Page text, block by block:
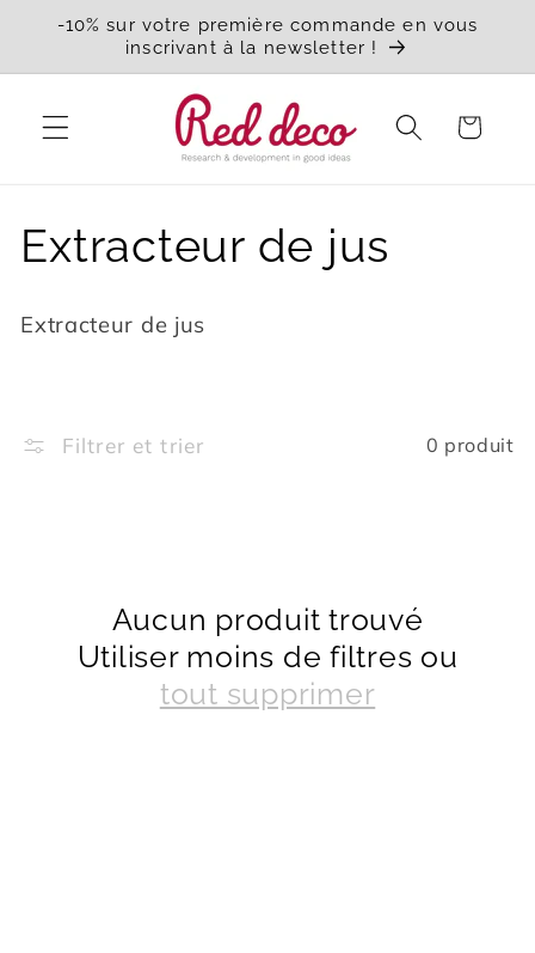
passer
contenu
-10% sur votre première commande en vous
inscrivant à la newsletter !
Panier
C
e
Extracteur de jus
Extracteur de jus
Filtrer et trier 0 produit
Aucun produit trouvé
Utiliser moins de filtres ou
tout supprimer